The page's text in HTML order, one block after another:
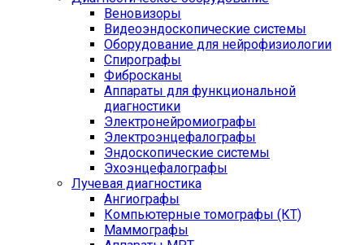
Веновизоры
Видеоэндоскопические системы
Оборудование для нейрофизиологии
Спирографы
Фибросканы
Аппараты для функциональной
диагностики
Электронейромиографы
Электроэнцефалографы
Эндоскопические системы
Эхоэнцефалографы
Лучевая диагностика
Ангиографы
Компьютерные томографы (КТ)
Маммографы